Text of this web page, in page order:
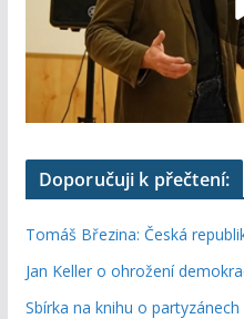
Doporučuji k přečtení:
Tomáš Březina: Česká
Jan Keller o ohrožení
Sbírka na knihu o partyzánech